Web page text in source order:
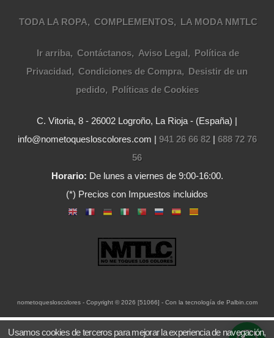
TODA LA ROPA COMPLEMENTOS LA MODA NMTLC
Ir arriba Contáctanos Aviso Legal
Política de
Privacidad
Condiciones de Compra
Desistir de un
pedido
Políticas de Cookies
C. Vitoria, 8 - 26002 Logroño, La Rioja - (España) |
info@nometoquesloscolores.com | 941 26 66 82| 688 72 76
56
Horario: De lunes a viernes de 9:00-16:00.
(*) Precios con Impuestos incluidos
nometoquesloscolores- Copyright © 2026 [51066] - Con la tecnología de Palbin.com
Usamos cookies de terceros para mejorar la experiencia de navegación,